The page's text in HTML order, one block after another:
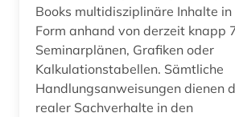
energieforschung (3)
energiegewinnung (1)
energiemanagement (2)
Books multidisziplinäre Inhalte
Form anhand von derzeit knapp
Seminarplänen, Grafiken oder
Kalkulationstabellen. Sämtliche
Handlungsanweisungen dienen
realer Sachverhalte in den